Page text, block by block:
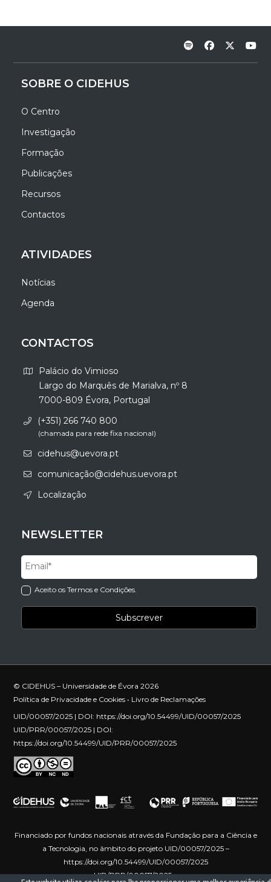
SOBRE O CIDEHUS
O Centro
Investigação
Formação
Publicações
Recursos
Contactos
ATIVIDADES
Notícias
Agenda
CONTACTOS
Palácio do Vimioso
Largo do Marquês de Marialva, nº 8
7000-809 Évora, Portugal
(+351) 266 740 800
(chamada para rede fixa nacional)
cidehus@uevora.pt
comunicação@cidehus.uevora.pt
Localização
NEWSLETTER
Aceito os Termos e Condições.
© CIDEHUS – Universidade de Évora 2026
Política de Privacidade e Cookies • Livro de Reclamações
UID/00057/2025 | DOI: https://doi.org/10.54499/UID/00057/2025
UID/PRR/00057/2025 | DOI:
https://doi.org/10.54499/UID/PRR/00057/2025
Financiado por fundos nacionais através da Fundação para a Ciência e
a Tecnologia, no âmbito do projeto UID/00057/2025 –
https://doi.org/10.54499/UID/00057/2025
UID/PRR/00057/2025 –